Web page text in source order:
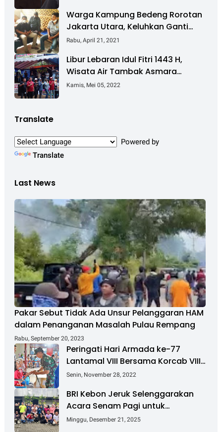
Warga Kampung Bedeng Rorotan
Jakarta Utara, Keluhkan Ganti
Rugi Pembebasan Lahan Tol
Rabu, April 21, 2021
Libur Lebaran Idul Fitri 1443 H,
Wisata Air Tambak Asmara
Kotabaru Dipadati Ribuan
Kamis, Mei 05, 2022
Translate
Powered by
Translate
Last News
Pakar Sebut Tidak Ada Unsur Pelanggaran HAM
dalam Penanganan Masalah Pulau Rempang
Rabu, September 20, 2023
Peringati Hari Armada ke-77
Lantamal VIII Bersama Korcab VIII
DJA II Laksanakan Bakti Sosial
Senin, November 28, 2022
BRI Kebon Jeruk Selenggarakan
Acara Senam Pagi untuk
Tingkatkan Kesehatan dan
Minggu, Desember 21, 2025